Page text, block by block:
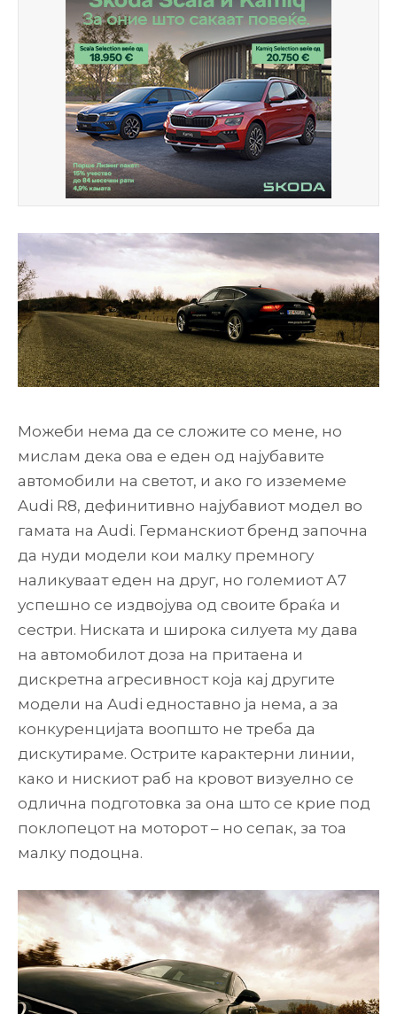
Можеби нема да се сложите со мене, но
мислам дека ова е еден од најубавите
автомобили на светот, и ако го изземеме
Audi R8, дефинитивно најубавиот модел во
гамата на Audi. Германскиот бренд започна
да нуди модели кои малку премногу
наликуваат еден на друг, но големиот А7
успешно се издвојува од своите браќа и
сестри. Ниската и широка силуета му дава
на автомобилот доза на притаена и
дискретна агресивност која кај другите
модели на Audi едноставно ја нема, а за
конкуренцијата воопшто не треба да
дискутираме. Острите карактерни линии,
како и нискиот раб на кровот визуелно се
одлична подготовка за она што се крие под
поклопецот на моторот – но сепак, за тоа
малку подоцна.